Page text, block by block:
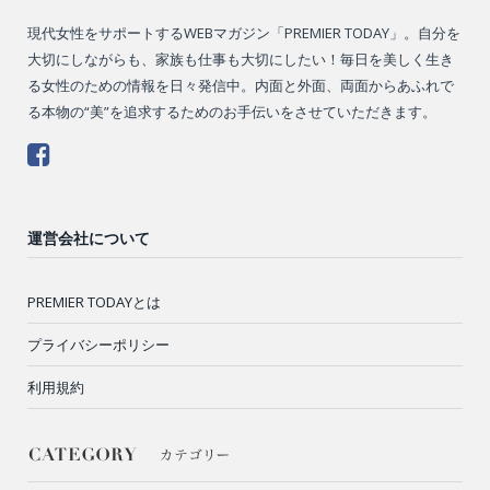
現代女性をサポートするWEBマガジン「PREMIER TODAY」。自分を
大切にしながらも、家族も仕事も大切にしたい！毎日を美しく生き
る女性のための情報を日々発信中。内面と外面、両面からあふれで
る本物の“美”を追求するためのお手伝いをさせていただきます。
運営会社について
PREMIER TODAYとは
プライバシーポリシー
利用規約